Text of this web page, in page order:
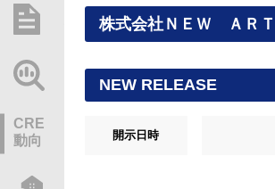
総研レポート・分析
業界動向情報
CRE
動向
株式会社ＮＥＷ ＡＲ
NEW RELEASE
開示日時